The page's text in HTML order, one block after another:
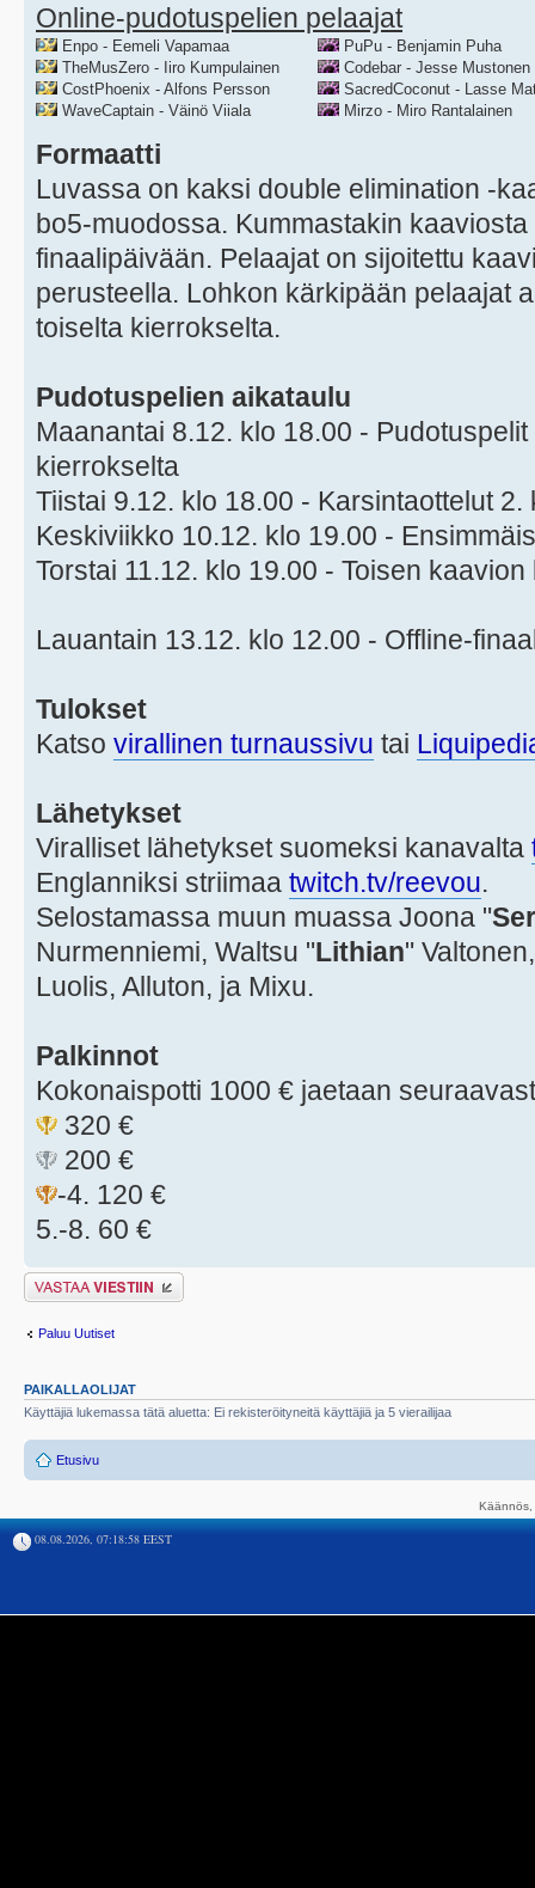
Online-pudotuspelien pelaajat
Enpo - Eemeli Vapamaa
TheMusZero - Iiro Kumpulainen
CostPhoenix - Alfons Persson
WaveCaptain - Väinö Viiala
PuPu - Benjamin Puha
Codebar - Jesse Mustonen
SacredCoconut - Lasse
Mirzo - Miro Rantalainen
Formaatti
Luvassa on kaksi double elimination -
bo5-muodossa. Kummastakin
finaalipäivään. Pelaajat on sijoitettu
perusteella. Lohkon kärkipään pelaajat
toiselta kierrokselta.
Pudotuspelien aikataulu
Maanantai 8.12. klo 18.00 -
kierrokselta
Tiistai 9.12. klo 18.00 - Karsintaottelut 2.
Keskiviikko 10.12. klo 19.00 -
Torstai 11.12. klo 19.00 - Toisen
Lauantain 13.12. klo 12.00 - Offline-
Tulokset
Katso virallinen turnaussivu tai
Lähetykset
Viralliset lähetykset suomeksi kanavalta
Englanniksi striimaa twitch.tv/reevou.
Selostamassa muun muassa Joona "
Nurmenniemi, Waltsu "Lithian"
Luolis, Alluton, ja Mixu.
Palkinnot
Kokonaispotti 1000 € jaetaan
320 €
200 €
-4. 120 €
5.-8. 60 €
Lähetä vastaus
Paluu Uutiset
PAIKALLAOLIJAT
Käyttäjiä lukemassa tätä aluetta: Ei rekisteröityneitä käyttäjiä ja 5 vierailijaa
Etusivu
08.08.2026, 07:18:58 EEST